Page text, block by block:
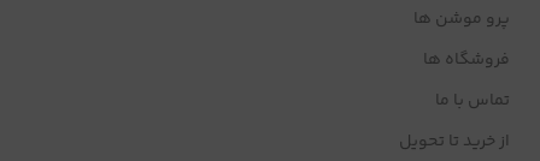
پرو موشن ها
فروشگاه ها
تماس با ما
از خرید تا تحویل